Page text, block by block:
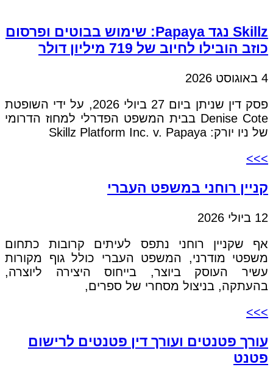
Skillz נגד Papaya: שימוש בבוטים ופרסום
כוזב הובילו לחיוב של 719 מיליון דולר
4 באוגוסט 2026
פסק דין שניתן ביום 27 ביולי 2026, על ידי השופטת
Denise Cote בבית המשפט הפדרלי למחוז הדרומי
של ניו יורק: Skillz Platform Inc. v. Papaya
>>>
קניין רוחני במשפט העברי
12 ביולי 2026
אף שקניין רוחני נתפס לעיתים קרובות כתחום
משפטי מודרני, המשפט העברי כולל גוף מקורות
עשיר העוסק ביוצר, בייחוס היצירה ליוצרה,
בהעתקה, בניצול מסחרי של ספרים,
>>>
עורך פטנטים ועורך דין פטנטים לרישום
פטנט